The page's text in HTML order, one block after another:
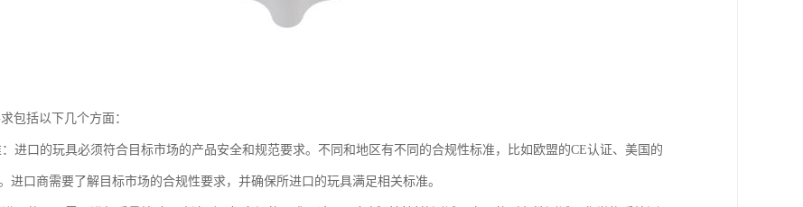
包括以下几个方面：
进口的玩具必须符合目标市场的产品安全和规范要求。不同和地区有不同的合规性标准，比如欧盟的CE认证、美国的
进口商需要了解目标市场的合规性要求，并确保所进口的玩具满足相关标准。